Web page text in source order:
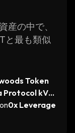
産の中で、
と最も類似
Token
Protocol kVC
0x Leverage